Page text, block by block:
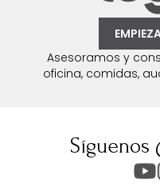
Asesoramos y
oficina, comidas,
Síguenos